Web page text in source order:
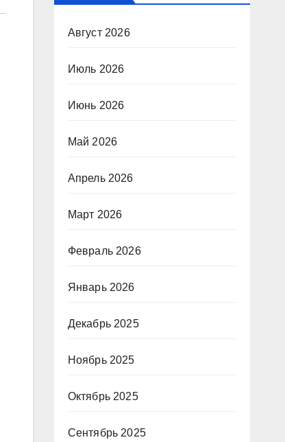
Август 2026
Июль 2026
Июнь 2026
Май 2026
Апрель 2026
Март 2026
Февраль 2026
Январь 2026
Декабрь 2025
Ноябрь 2025
Октябрь 2025
Сентябрь 2025